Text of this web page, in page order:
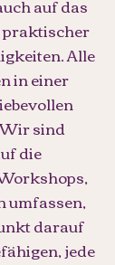
auf das
Alle
in einer
sind
die
umfassen,
darauf
jede